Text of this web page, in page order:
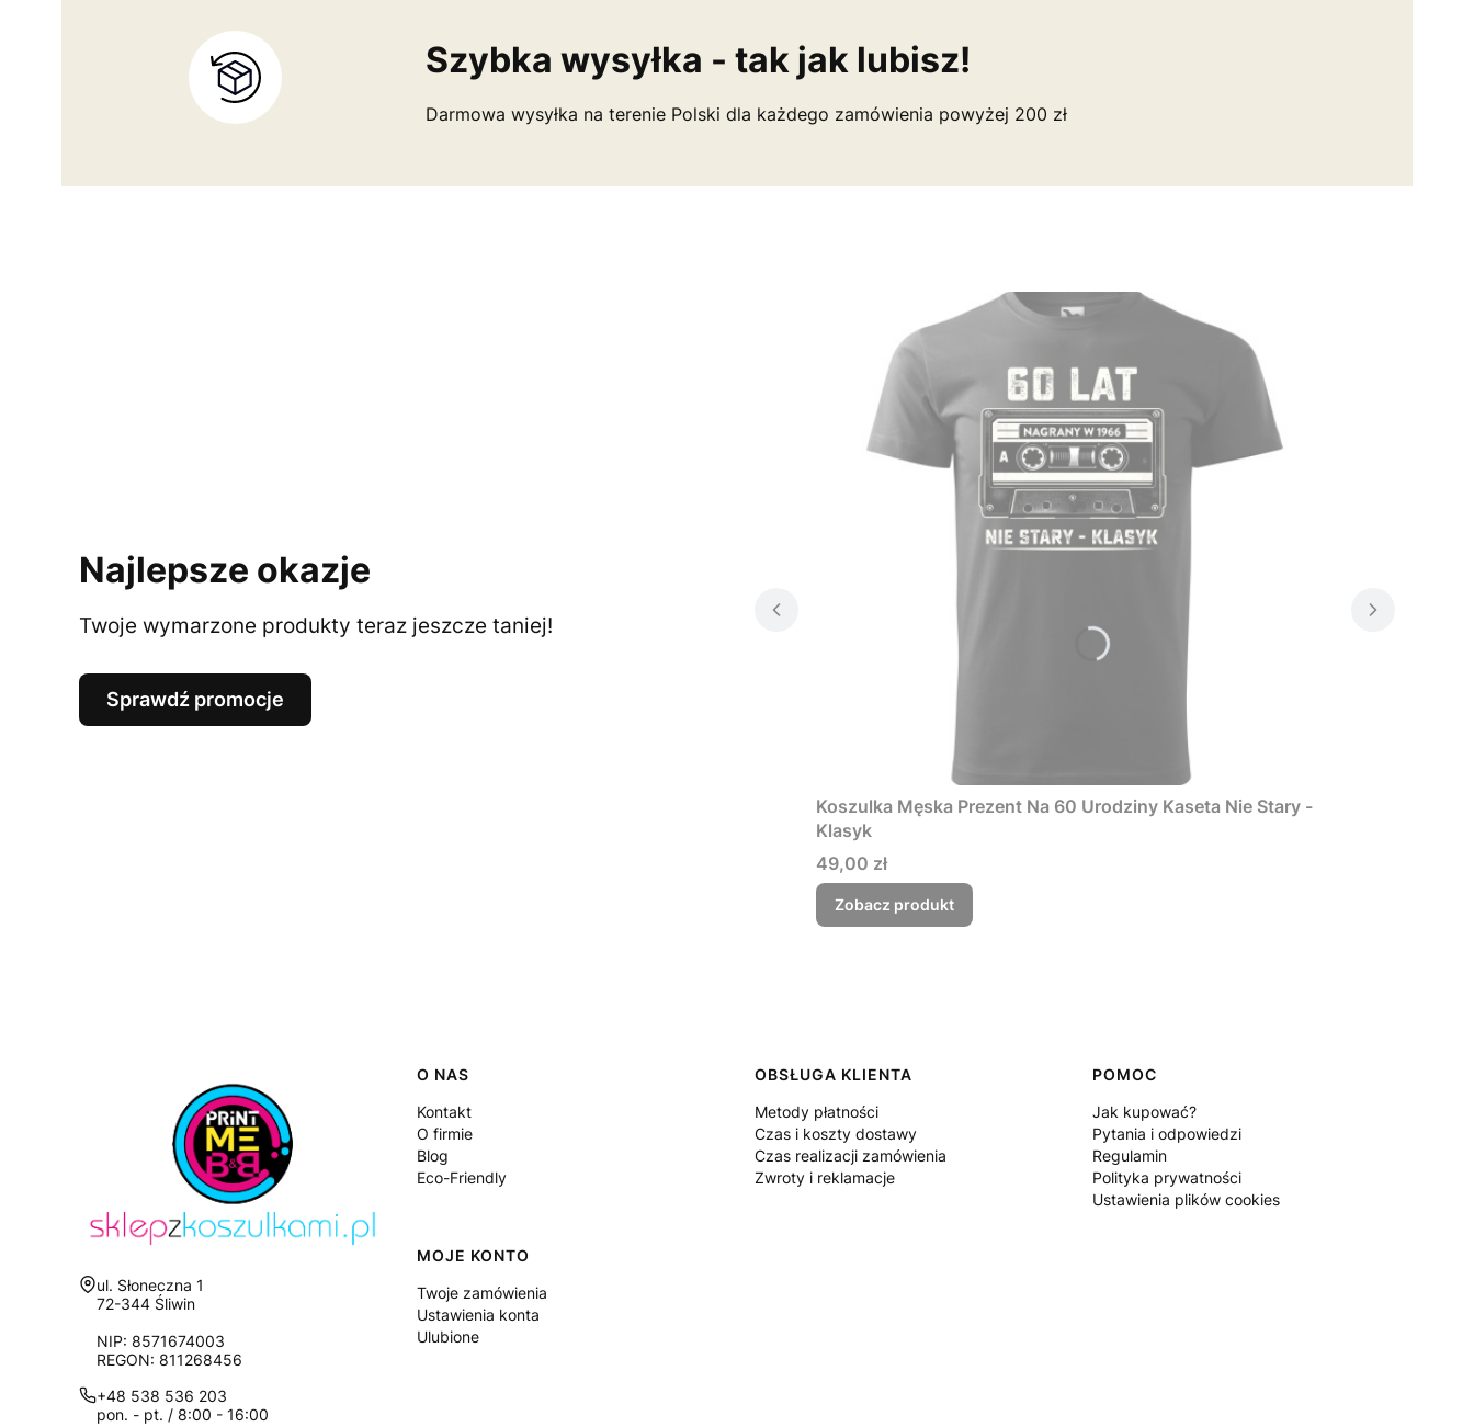
Szybka wysyłka - tak jak lubisz!
Darmowa wysyłka na terenie Polski dla każdego zamówienia powyżej 200 zł
Najlepsze okazje
Twoje wymarzone produkty teraz jeszcze taniej!
Sprawdź promocje
Koszulka Męska Prezent Na 60 Urodziny Kaseta Nie Stary -
Klasyk
Cena
49,00 zł
Zobacz produkt
Adres:
ul. Słoneczna 1
72-344 Śliwin
NIP: 8571674003
REGON: 811268456
+48 538 536 203
pon. - pt. / 8:00 - 16:00
Linki w stopce
O NAS
Kontakt
O firmie
Blog
Eco-Friendly
OBSŁUGA KLIENTA
Metody płatności
Czas i koszty dostawy
Czas realizacji zamówienia
Zwroty i reklamacje
POMOC
Jak kupować?
Pytania i odpowiedzi
Regulamin
Polityka prywatności
Ustawienia plików cookies
MOJE KONTO
Twoje zamówienia
Ustawienia konta
Ulubione